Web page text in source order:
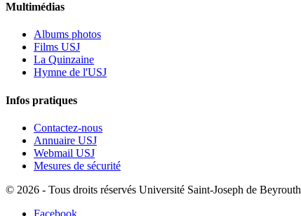
Multimédias
Albums photos
Films USJ
La Quinzaine
Hymne de l'USJ
Infos pratiques
Contactez-nous
Annuaire USJ
Webmail USJ
Mesures de sécurité
© 2026 - Tous droits réservés Université Saint-Joseph de Beyrouth
Facebook